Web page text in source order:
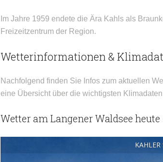
Im Jahre 1959 endete die Ära Kahls als
Freizeitzentrum der Region.
Wetterinformationen &
Nachfolgend finden Sie Infos zum aktuellen
eine Übersicht über die wichtigsten
Wetter am Langener Waldsee heute
KAHLER